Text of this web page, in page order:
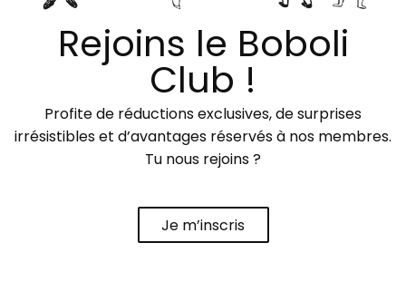
Rejoins le Boboli
Club !
Profite de réductions exclusives, de surprises
irrésistibles et d’avantages réservés à nos membres.
Tu nous rejoins ?
Je m’inscris